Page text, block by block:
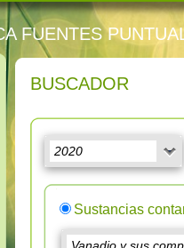
FUENTES
BUSCADOR
Sustancias